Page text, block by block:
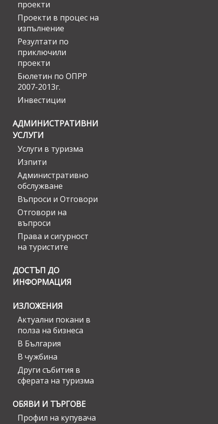
проекти
Проекти в процес на
изпълнение
Резултати по
приключили
проекти
Бюлетин по ОПРР
2007-2013г.
Инвестиции
АДМИНИСТРАТИВНИ
УСЛУГИ
Услуги в туризма
Изпити
Административно
обслужване
Въпроси и Отговори
Отговори на
въпроси
Права и сигурност
на туристите
ДОСТЪП ДО
ИНФОРМАЦИЯ
ИЗЛОЖЕНИЯ
Актуални покани в
полза на бизнеса
В България
В чужбина
Други събития в
сферата на туризма
ОБЯВИ И ТЪРГОВЕ
Профил на купувача